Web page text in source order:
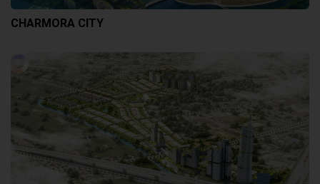
CHARMORA CITY